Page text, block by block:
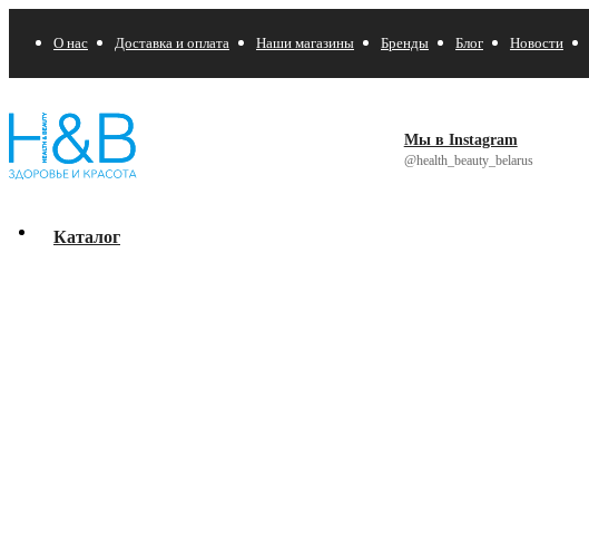
О нас Доставка и оплата Наши магазины Бренды Блог Новости
Мы в Instagram
@health_beauty_belarus
Каталог